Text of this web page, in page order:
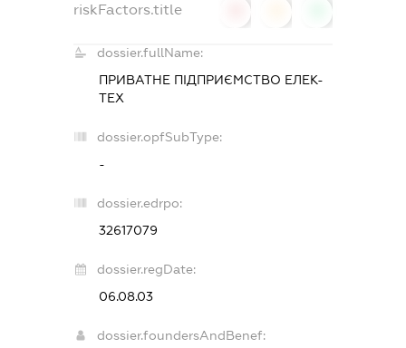
riskFactors.title
dossier.fullName:
ПРИВАТНЕ ПІДПРИЄМСТВО ЕЛЕК-
ТЕХ
dossier.opfSubType:
-
dossier.edrpo:
32617079
dossier.regDate:
06.08.03
dossier.foundersAndBenef: